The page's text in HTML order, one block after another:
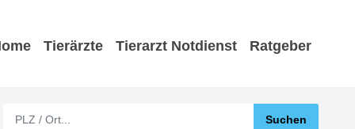
Tierärzte Tierarzt Notdienst Ratgeber